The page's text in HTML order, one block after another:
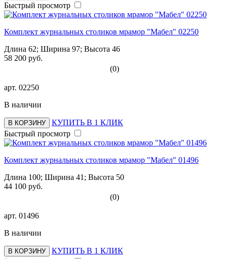
Быстрый просмотр
Комплект журнальных столиков мрамор "Мабел" 02250
Длина 62; Ширина 97; Высота 46
58 200 руб.
(0)
арт. 02250
В наличии
В КОРЗИНУ
КУПИТЬ В 1 КЛИК
Быстрый просмотр
Комплект журнальных столиков мрамор "Мабел" 01496
Длина 100; Ширина 41; Высота 50
44 100 руб.
(0)
арт. 01496
В наличии
В КОРЗИНУ
КУПИТЬ В 1 КЛИК